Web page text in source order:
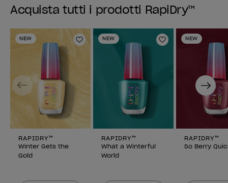
Acquista tutti i prodotti RapiDry™
NEW
Aggiungi alla lista dei desideri
RAPIDRY™
Winter Gets the
Gold
NEW
Aggiungi alla
RAPIDRY™
What a Winterful
World
NEW
RAPIDRY™
So Berry
Previous Next